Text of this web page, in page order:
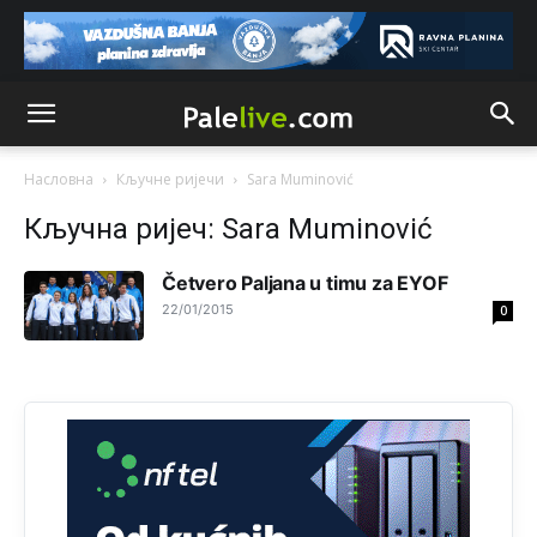
Насловна Кључне ријечи Sara Muminović
Кључна ријеч: Sara Muminović
Četvero Paljana u timu za EYOF
22/01/2015 0
Анонимно2810587 јуче
11:11
pusti ih ciganija...pocetkom ovog vjeka,neko rece za
besjedi znam ja dobro sta je bilo u Ag-ci...
Proguglajte
Анонимно2810587
O kako su cudni lvi ljudi,uzeli bi sve da mogu...a ja srce
Nije u svijetu problem,nahraniti siromasnd,kako nahraniti
bogate!?